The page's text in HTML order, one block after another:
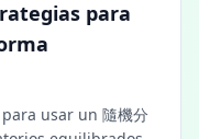
para
usar un 隨機分